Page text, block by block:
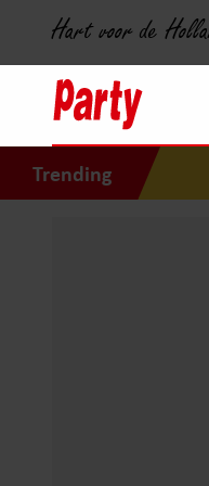
Hart voor de
Trending